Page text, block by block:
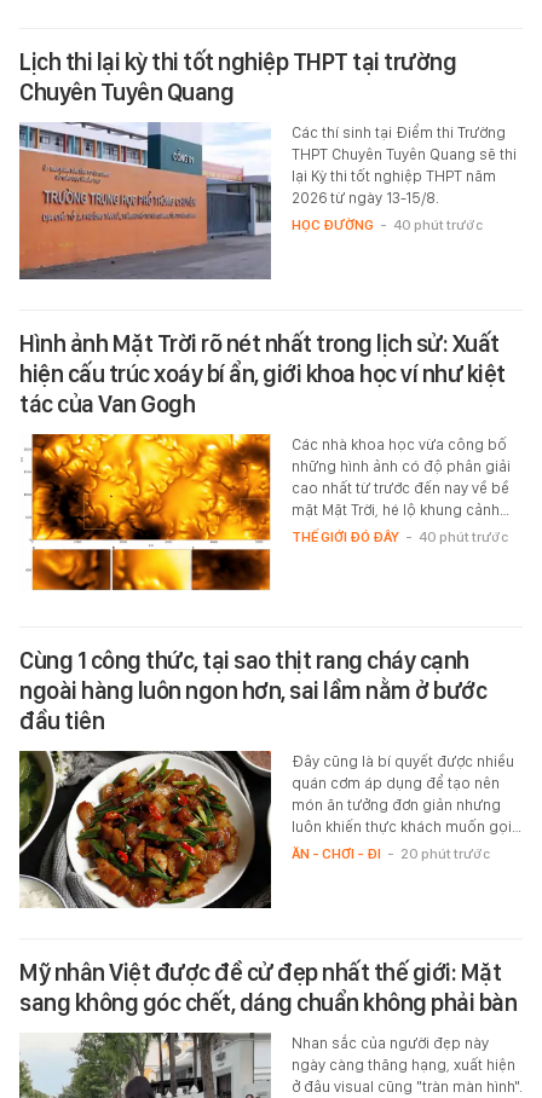
Lịch thi lại kỳ thi tốt nghiệp THPT tại trường
Chuyên Tuyên Quang
Các thí sinh tại Điểm thi Trường
THPT Chuyên Tuyên Quang sẽ thi
lại Kỳ thi tốt nghiệp THPT năm
2026 từ ngày 13-15/8.
HỌC ĐƯỜNG - 40 phút trước
Hình ảnh Mặt Trời rõ nét nhất trong lịch sử: Xuất
hiện cấu trúc xoáy bí ẩn, giới khoa học ví như kiệt
tác của Van Gogh
Các nhà khoa học vừa công bố
những hình ảnh có độ phân giải
cao nhất từ trước đến nay về bề
mặt Mặt Trời, hé lộ khung cảnh…
THẾ GIỚI ĐÓ ĐÂY - 40 phút trước
Cùng 1 công thức, tại sao thịt rang cháy cạnh
ngoài hàng luôn ngon hơn, sai lầm nằm ở bước
đầu tiên
Đây cũng là bí quyết được nhiều
quán cơm áp dụng để tạo nên
món ăn tưởng đơn giản nhưng
luôn khiến thực khách muốn gọi…
ĂN - CHƠI - ĐI - 20 phút trước
Mỹ nhân Việt được đề cử đẹp nhất thế giới: Mặt
sang không góc chết, dáng chuẩn không phải bàn
Nhan sắc của người đẹp này
ngày càng thăng hạng, xuất hiện
ở đâu visual cũng "tràn màn hình".